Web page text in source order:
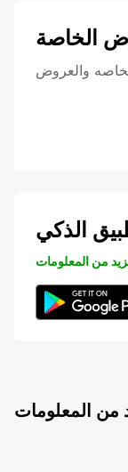
الخاصة
والعروض
الذكي
من المعلومات
من المعلومات